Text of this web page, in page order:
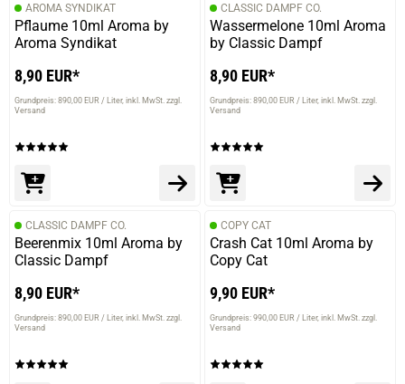
AROMA SYNDIKAT
Pflaume 10ml Aroma by
Aroma Syndikat
8,90 EUR*
Grundpreis: 890,00 EUR / Liter inkl. MwSt. zzgl.
Versand
CLASSIC DAMPF CO.
Wassermelone 10ml Aroma
by Classic Dampf
8,90 EUR*
Grundpreis: 890,00 EUR / Liter inkl. MwSt. zzgl.
Versand
CLASSIC DAMPF CO.
Beerenmix 10ml Aroma by
Classic Dampf
8,90 EUR*
Grundpreis: 890,00 EUR / Liter inkl. MwSt. zzgl.
Versand
COPY CAT
Crash Cat 10ml Aroma by
Copy Cat
9,90 EUR*
Grundpreis: 990,00 EUR / Liter inkl. MwSt. zzgl.
Versand